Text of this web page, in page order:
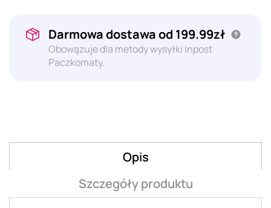
Darmowa dostawa od 199.99zł
Obowązuje dla metody wysyłki Inpost
Paczkomaty.
Opis
Szczegóły produktu